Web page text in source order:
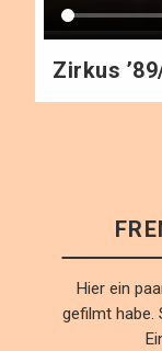
Zirkus
Hier ein
gefilmt habe.